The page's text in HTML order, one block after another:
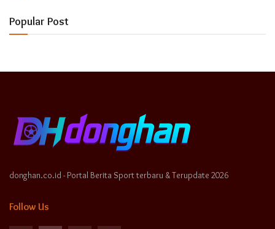
Popular Post
donghan.co.id - Portal Berita Sport terbaru & Terupdate 2026
Follow Us